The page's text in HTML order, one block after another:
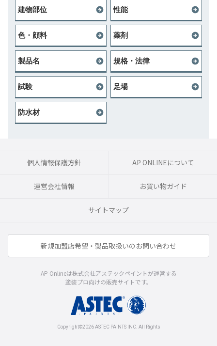
建物部位 性能
色・顔料 薬剤
製品名 規格・法律
試験 足場
防水材
個人情報保護方針 AP ONLINEについて
運営会社情報 お買い物ガイド
サイトマップ
新規加盟店希望・製品取扱いのお問い合わせ
AP Onlineは株式会社アステックペイントが運営する
塗装プロ向けの販売サイトです。
Copyright©2026 ASTEC PAINTS INC. All Rights